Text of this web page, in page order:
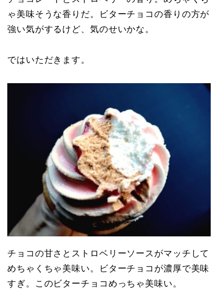
ゃ美味そうな香りだ。ビターチョコの香りの方が
強い気がするけど、気のせいかな。
ではいただきます。
チョコの甘さとストロベリーソースがマッチして
めちゃくちゃ美味い。ビターチョコが濃厚で美味
すぎ。このビターチョコめっちゃ美味い。